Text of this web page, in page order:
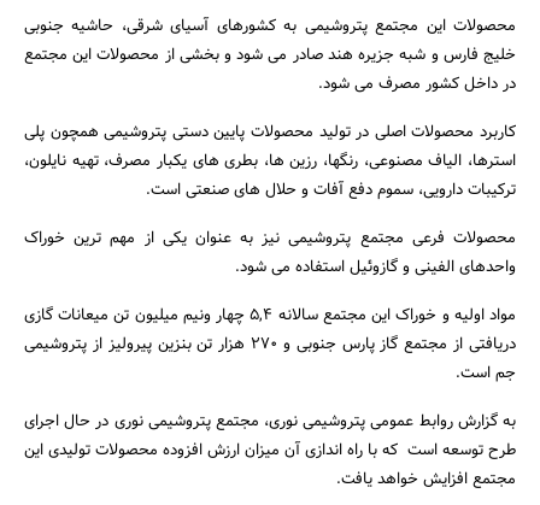
محصولات این مجتمع پتروشیمی به کشورهای آسیای شرقی، حاشیه جنوبی
خلیج فارس و شبه جزیره هند صادر می شود و بخشی از محصولات این مجتمع
در داخل کشور مصرف می شود.
کاربرد محصولات اصلی در تولید محصولات پایین دستی پتروشیمی همچون پلی
استرها، الیاف مصنوعی، رنگها، رزین ها، بطری های یکبار مصرف، تهیه نایلون،
ترکیبات دارویی، سموم دفع آفات و حلال های صنعتی است.
محصولات فرعی مجتمع پتروشیمی نیز به عنوان یکی از مهم ترین خوراک
واحدهای الفینی و گازوئیل استفاده می شود.
مواد اولیه و خوراک این مجتمع سالانه 5,4 چهار ونیم میلیون تن میعانات گازی
دریافتی از مجتمع گاز پارس جنوبی و 270 هزار تن بنزین پیرولیز از پتروشیمی
جم است.
به گزارش روابط عمومی پتروشیمی نوری، مجتمع پتروشیمی نوری در حال اجرای
طرح توسعه است که با راه اندازی آن میزان ارزش افزوده محصولات تولیدی این
مجتمع افزایش خواهد یافت.